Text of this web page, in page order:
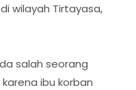
wilayah Tirtayasa,
salah seorang
ibu korban